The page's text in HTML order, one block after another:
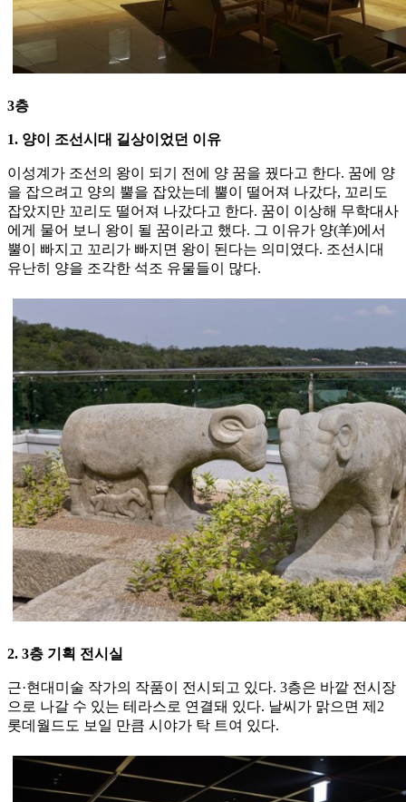
3층
1. 양이 조선시대 길상이었던 이유
이성계가 조선의 왕이 되기 전에 양 꿈을 꿨다고 한다. 꿈에 양
을 잡으려고 양의 뿔을 잡았는데 뿔이 떨어져 나갔다, 꼬리도
잡았지만 꼬리도 떨어져 나갔다고 한다. 꿈이 이상해 무학대사
에게 물어 보니 왕이 될 꿈이라고 했다. 그 이유가 양(羊)에서
뿔이 빠지고 꼬리가 빠지면 왕이 된다는 의미였다. 조선시대
유난히 양을 조각한 석조 유물들이 많다.
2. 3층 기획 전시실
근·현대미술 작가의 작품이 전시되고 있다. 3층은 바깥 전시장
으로 나갈 수 있는 테라스로 연결돼 있다. 날씨가 맑으면 제2
롯데월드도 보일 만큼 시야가 탁 트여 있다.